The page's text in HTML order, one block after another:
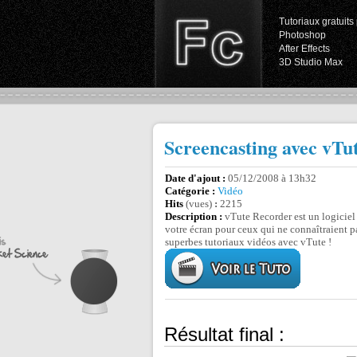
Tutoriaux gratuits
Photoshop
After Effects
3D Studio Max
Screencasting avec
Date d'ajout : 05/12/2008 à 13h32
Catégorie : Vidéo
Hits (vues) : 2215
Description : vTute Recorder est un logiciel
votre écran pour ceux qui ne connaîtraient
superbes tutoriaux vidéos avec vTute !
Résultat final :